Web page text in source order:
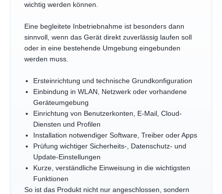
wichtig werden können.
Eine begleitete Inbetriebnahme ist besonders dann
sinnvoll, wenn das Gerät direkt zuverlässig laufen soll
oder in eine bestehende Umgebung eingebunden
werden muss.
Ersteinrichtung und technische Grundkonfiguration
Einbindung in WLAN, Netzwerk oder vorhandene
Geräteumgebung
Einrichtung von Benutzerkonten, E-Mail, Cloud-
Diensten und Profilen
Installation notwendiger Software, Treiber oder Apps
Prüfung wichtiger Sicherheits-, Datenschutz- und
Update-Einstellungen
Kurze, verständliche Einweisung in die wichtigsten
Funktionen
So ist das Produkt nicht nur angeschlossen, sondern